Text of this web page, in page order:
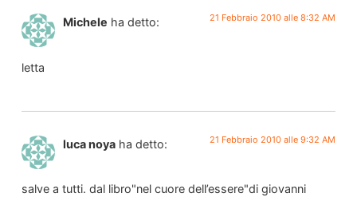
Michele ha detto: 21 Febbraio 2010 alle 8:32 AM
letta
luca noya ha detto: 21 Febbraio 2010 alle 9:32 AM
salve a tutti. dal libro"nel cuore dell’essere"di giovanni